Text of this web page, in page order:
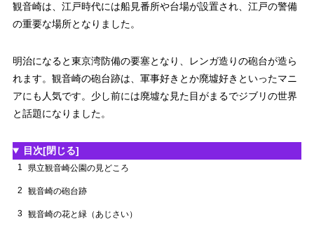
観音崎は、江戸時代には船見番所や台場が設置され、江戸の警備
の重要な場所となりました。
明治になると東京湾防備の要塞となり、レンガ造りの砲台が造ら
れます。観音崎の砲台跡は、軍事好きとか廃墟好きといったマニ
アにも人気です。少し前には廃墟な見た目がまるでジブリの世界
と話題になりました。
目次[閉じる]
1 県立観音崎公園の見どころ
2 観音崎の砲台跡
3 観音崎の花と緑（あじさい）